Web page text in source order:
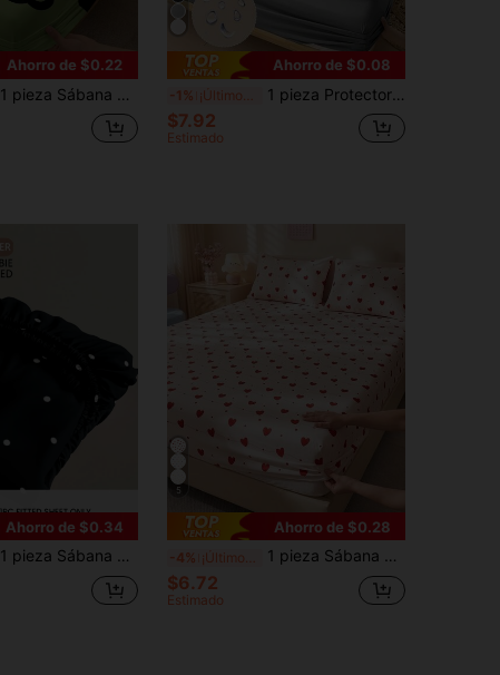
Ahorro de $0.22
1 pieza Sábana ajustada con gráfico de gato lindo, fondo verde con patrón de gato negro, juego de ropa de cama para dormitorio (sin funda de almohada)
Ahorro de $0.08
-1% 1 pieza Protector de colchón impermeable, ropa de cama, colchoneta, protector de colchón gris, ropa de cama para dormitorio, se ajusta a camas individuales, dobles, queen y king, protección contra el polvo (no incluye almohada ni funda de almohada)
$7.92
Estimado
Ahorro de $0.34
1 pieza Sábana ajustada con patrón de lunares negros y blancos, protector de colchón de estilo vintage minimalista, suave y transpirable, tamaño doble, full, queen, tamaño estándar, bolsillo profundo
5
Ahorro de $0.28
-4% 1 pieza Sábana ajustable, protector de colchón, resistente a las arrugas, transpirable y cómoda, apta para todos los tamaños de cama, ideal para ropa de cama de dormitorio escolar, decoración de dormitorio, almohada y funda de almohada no incluidas, lavable a máquina
$6.72
Estimado